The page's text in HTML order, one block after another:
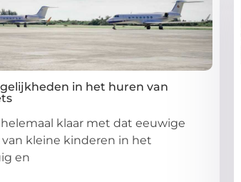
in het huren van
klaar met dat eeuwige
kleine kinderen in het
en